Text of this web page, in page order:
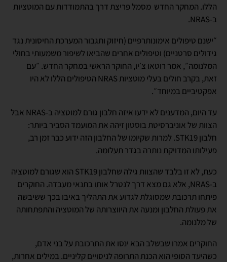
הללו. המחקר החדש מסמל פריצת דרך בהתמודדות עם המוטציות
ב-NRAS.
״ישנם טיפולים אימונותרפיים (חיזוק ותגבור המערכת החיסונית נגד
גידולים סרטניים) וטיפולים אחרים שהביאו לשיפור משמעותי בחולי
המלנומה״, אמר רוטאו צ׳יו, החוקר הראשי במחקר החדש. ״עם
זאת, בקרב חולים בעלי מוטציות NRAS הטיפולים הללו לא היו
אפקטיביים במיוחד״.
עד היום, המדענים לא ידעו איזה חלבון גורם למוטציה ב-NRAS אבל
הצוות של אוניברסיטת בוסטון זיהה את המועמד הסביר ביותר:
חלבון STK19. למרות שקיומו של החלבון הזה ידוע כבר זמן רב,
פעילותו המדויקת נותרה בגדר תעלומה.
כעת, לא זו בלבד שהצוות גילה שחלבון STK19 הוא שגורם למוטציה
ב-NRAS, אלא גם מצא דרך לנטרל אותו בתנאי מעבדה. החוקרים
פיתחו תרכובת שמסוגלת לגדוע את התהליך באיבו בכך ששיבשה
את פעולת החלבון ומנעה את היווצרותה של המוטציה והתפתחותה
של מלנומה.
החוקרים אמרו שבשלב הבא ינסו את התרכובת על בני אדם,
כשהיעד הסופי הוא הכנת התרופה לניסויים קליניים. במילים אחרות,